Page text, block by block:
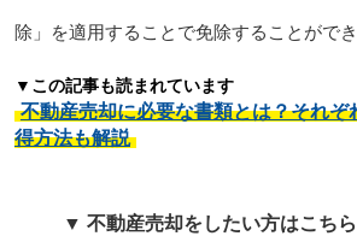
除」を適用することで免除することができ
▼この記事も読まれています
不動産売却に必要な書類とは？それぞ
得方法も解説
▼ 不動産売却をしたい方はこち